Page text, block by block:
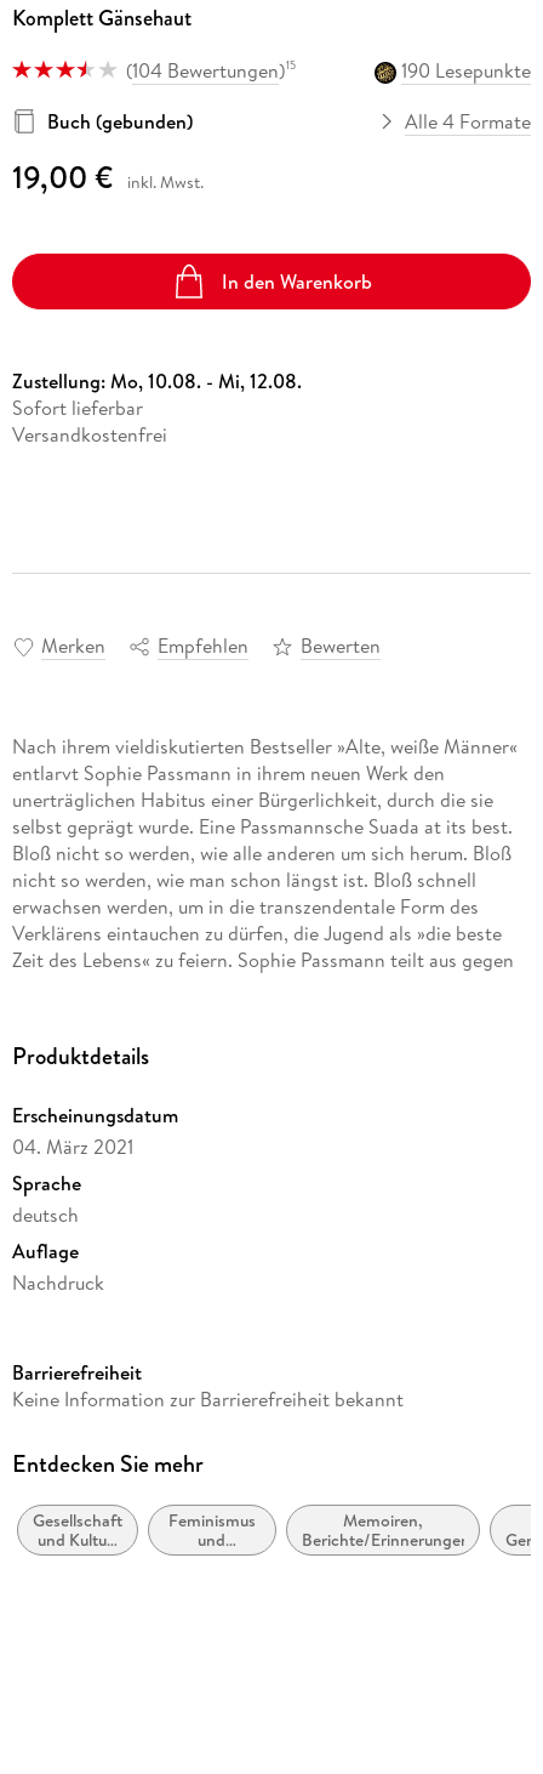
Komplett Gänsehaut
(104 Bewertungen)15
190 Lesepunkte
Buch (gebunden)
Alle 4 Formate
19,00 € inkl. Mwst.
In den Warenkorb
Zustellung:Mo, 10.08. - Mi, 12.08.
Sofort lieferbar
Versandkostenfrei
Merken Empfehlen Bewerten
Nach ihrem vieldiskutierten Bestseller »Alte, weiße Männer«
entlarvt Sophie Passmann in ihrem neuen Werk den
unerträglichen Habitus einer Bürgerlichkeit, durch die sie
selbst geprägt wurde. Eine Passmannsche Suada at its best.
Bloß nicht so werden, wie alle anderen um sich herum. Bloß
nicht so werden, wie man schon längst ist. Bloß schnell
erwachsen werden, um in die transzendentale Form des
Verklärens eintauchen zu dürfen, die Jugend als »die beste
Zeit des Lebens« zu feiern. Sophie Passmann teilt aus gegen
westdeutschen Mittelstand. Sie geht vehement vor gegen die
Generation, die ihr selbst nur allzu bekannt ist. Dies ist kein
Memoir, kein Roman, keine Biographie, es ist: literarischer
Selbsthass. Das finden Sie anmaßend? Genau das ist es und
genau das will Sophie Passmann: sich anmaßen, das zu tun,
was sie tun möchte. Komplett Gänsehaut einfach.
Produktdetails
Erscheinungsdatum
04. März 2021
Sprache
deutsch
Auflage
Nachdruck
Autor/Autorin
Verlag/Hersteller
Originaltitel
Komplett Gänsehaut
Barrierefreiheit
Keine Information zur Barrierefreiheit bekannt
Entdecken Sie mehr
Gesellschaft
und Kultur,
allgemein
Feminismus
und
feministische
Memoiren,
Berichte/Erinnerungen